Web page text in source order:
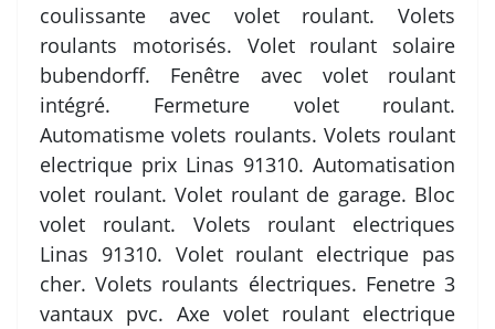
coulissante avec volet roulant. Volets
roulants motorisés. Volet roulant solaire
bubendorff. Fenêtre avec volet roulant
intégré. Fermeture volet roulant.
Automatisme volets roulants. Volets roulant
electrique prix Linas 91310. Automatisation
volet roulant. Volet roulant de garage. Bloc
volet roulant. Volets roulant electriques
Linas 91310. Volet roulant electrique pas
cher. Volets roulants électriques. Fenetre 3
vantaux pvc. Axe volet roulant electrique